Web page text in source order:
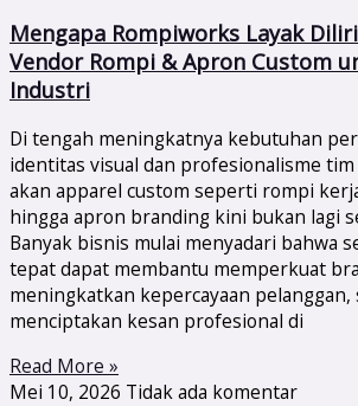
Mengapa Rompiworks Layak
Vendor Rompi & Apron Custom
Industri
Di tengah meningkatnya kebutuhan
identitas visual dan profesionalisme
akan apparel custom seperti rompi
hingga apron branding kini bukan lagi
Banyak bisnis mulai menyadari bahwa
tepat dapat membantu memperkuat
meningkatkan kepercayaan pelanggan,
menciptakan kesan profesional di
Read More »
Mei 10, 2026 Tidak ada komentar